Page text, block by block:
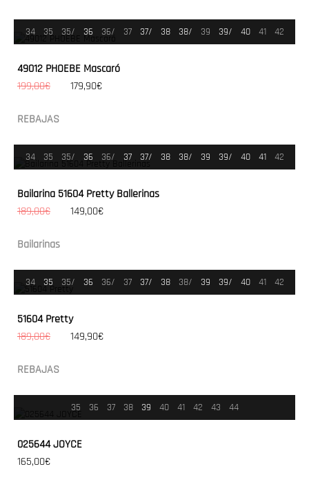
34 35 35/ 36 36/ 37 37/ 38 38/ 39 39/ 40 41 42
49012 PHOEBE Mascaró
199,00€
179,90€
REBAJAS
34 35 35/ 36 36/ 37 37/ 38 38/ 39 39/ 40 41 42
Bailarina 51604 Pretty Ballerinas
189,00€
149,00€
Bailarinas
34 35 35/ 36 36/ 37 37/ 38 38/ 39 39/ 40 41 42
51604 Pretty
189,00€
149,90€
REBAJAS
35 36 37 38 39 40 41 42 43 44
025644 JOYCE
165,00€